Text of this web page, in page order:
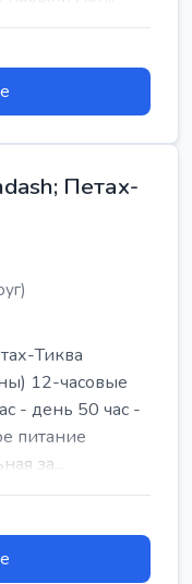
Петах-
Тиква
12-часовые
- день 50 час -
питание
за...